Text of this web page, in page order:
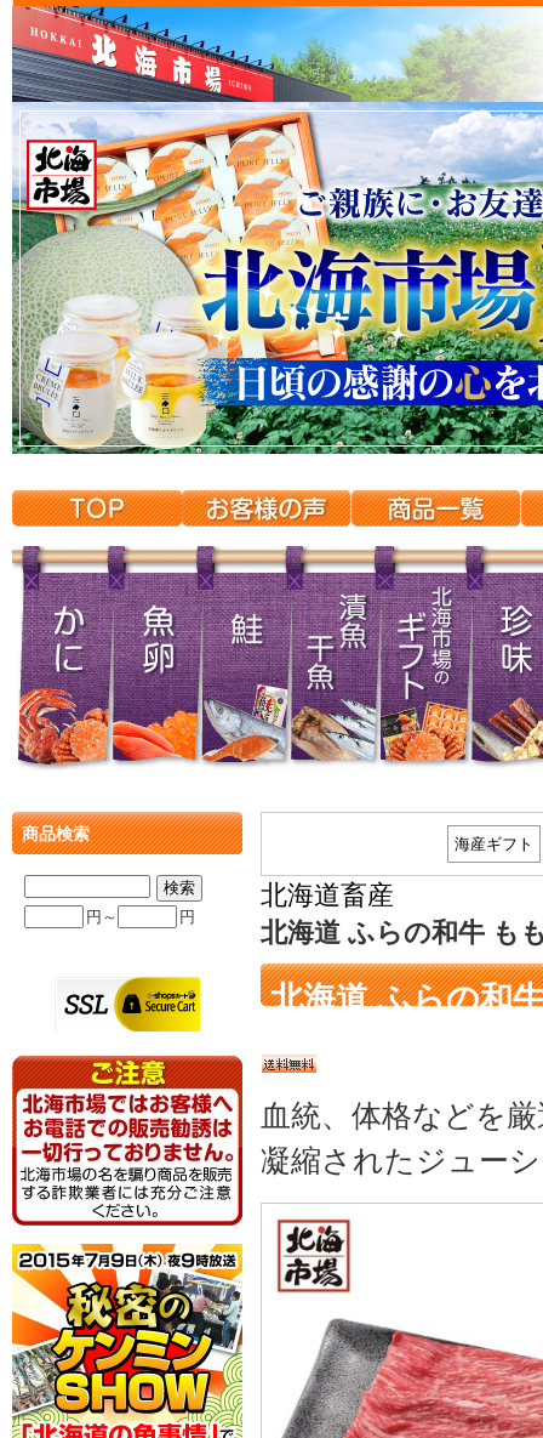
海産ギフト
北海道畜産
北海道 ふらの和牛 も
北海道 ふらの和
血統、体格などを
凝縮されたジュー
商品検索
円～ 円